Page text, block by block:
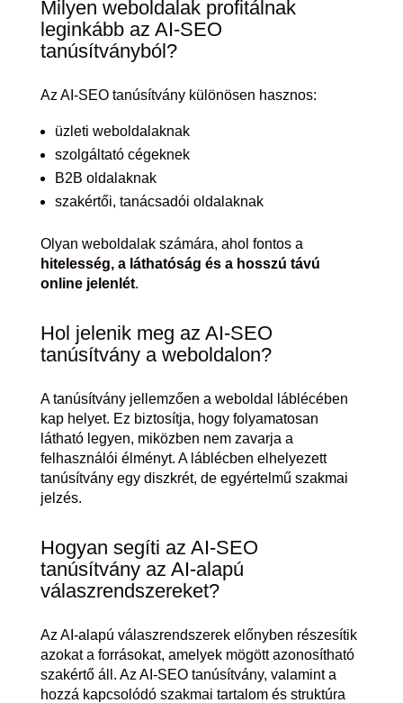
Milyen weboldalak profitálnak
leginkább az AI-SEO
tanúsítványból?
Az AI-SEO tanúsítvány különösen hasznos:
üzleti weboldalaknak
szolgáltató cégeknek
B2B oldalaknak
szakértői, tanácsadói oldalaknak
Olyan weboldalak számára, ahol fontos a
hitelesség, a láthatóság és a hosszú távú
online jelenlét.
Hol jelenik meg az AI-SEO
tanúsítvány a weboldalon?
A tanúsítvány jellemzően a weboldal láblécében
kap helyet. Ez biztosítja, hogy folyamatosan
látható legyen, miközben nem zavarja a
felhasználói élményt. A láblécben elhelyezett
tanúsítvány egy diszkrét, de egyértelmű szakmai
jelzés.
Hogyan segíti az AI-SEO
tanúsítvány az AI-alapú
válaszrendszereket?
Az AI-alapú válaszrendszerek előnyben részesítik
azokat a forrásokat, amelyek mögött azonosítható
szakértő áll. Az AI-SEO tanúsítvány, valamint a
hozzá kapcsolódó szakmai tartalom és struktúra